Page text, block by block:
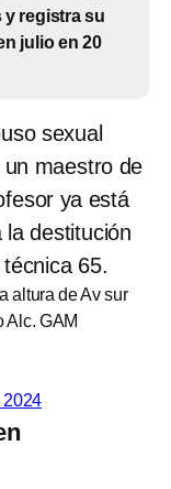
y registra su
julio en 20
sexual
maestro de
ya está
destitución
65.
altura de Av sur
Alc. GAM
2024